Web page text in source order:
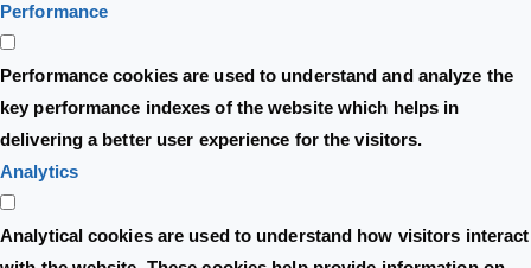
Performance
Performance cookies are used to understand and analyze the
key performance indexes of the website which helps in
delivering a better user experience for the visitors.
Analytics
Analytical cookies are used to understand how visitors interact